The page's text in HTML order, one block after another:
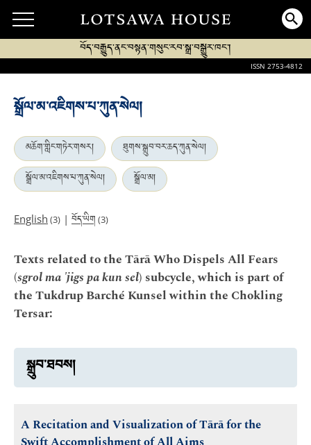
བོད་བརྒྱུད་ནང་བསྟན་གསུང་རབ་སྒྲ་བསྒྱུར་ཁང་།
ISSN 2753-4812
སྒྲོལ་མ་འཇིགས་པ་ཀུན་སེལ།
མཆོག་གླིང་གཏེར་གསར།
ཐུགས་སྒྲུབ་བར་ཆད་ཀུན་སེལ།
སྒྲོལ་མ་འཇིགས་པ་ཀུན་སེལ།
སྒྲོལ་མ།
English (3) | བོད་ཡིག (3)
Texts related to the Tārā Who Dispels All Fears
(sgrol ma 'jigs pa kun sel) subcycle, which is part of
the Tukdrup Barché Kunsel within the Chokling
Tersar:
སྒྲུབ་ཐབས།
A Recitation and Visualization of Tārā for the